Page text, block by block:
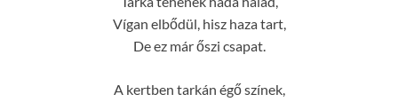
Vígan elbődül, hisz haza tart,
De ez már őszi csapat.
A kertben tarkán égő színek,